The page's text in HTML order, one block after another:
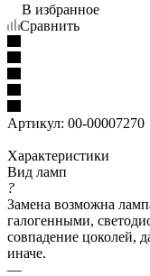
В избранное
Сравнить
Артикул: 00-00007270
Характеристики
Вид ламп
?
Замена возможна
галогенными,
совпадение цоколей,
иначе.
—